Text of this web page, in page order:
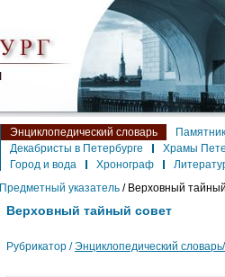
Энциклопедический словарь
Декабристы в Петербурге
Храмы
Город и вода
Хронограф
Предметный указатель / Верховный
Верховный тайный совет
Рубрикатор / Энциклопедический